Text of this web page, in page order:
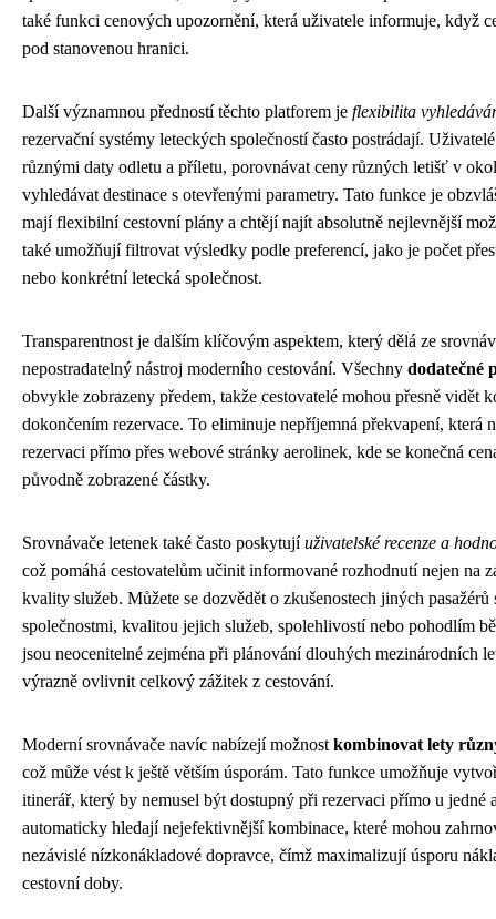
také funkci cenových upozornění, která uživatele informuje, když
pod stanovenou hranici.
Další významnou předností těchto platforem je flexibilita
rezervační systémy leteckých společností často postrádají.
různými daty odletu a příletu, porovnávat ceny různých letišť v
vyhledávat destinace s otevřenými parametry. Tato funkce je
mají flexibilní cestovní plány a chtějí najít absolutně nejlevnější
také umožňují filtrovat výsledky podle preferencí, jako je počet
nebo konkrétní letecká společnost.
Transparentnost je dalším klíčovým aspektem, který dělá ze
nepostradatelný nástroj moderního cestování. Všechny dodatečné
obvykle zobrazeny předem, takže cestovatelé mohou přesně vidět
dokončením rezervace. To eliminuje nepříjemná překvapení, která
rezervaci přímo přes webové stránky aerolinek, kde se konečná
původně zobrazené částky.
Srovnávače letenek také často poskytujíuživatelské recenze a
což pomáhá cestovatelům učinit informované rozhodnutí nejen na
kvality služeb. Můžete se dozvědět o zkušenostech jiných
společnostmi, kvalitou jejich služeb, spolehlivostí nebo pohodlím
jsou neocenitelné zejména při plánování dlouhých mezinárodních
výrazně ovlivnit celkový zážitek z cestování.
Moderní srovnávače navíc nabízejí možnost kombinovat lety
což může vést k ještě větším úsporám. Tato funkce umožňuje
itinerář, který by nemusel být dostupný při rezervaci přímo u jedné
automaticky hledají nejefektivnější kombinace, které mohou
nezávislé nízkonákladové dopravce, čímž maximalizují úsporu
cestovní doby.